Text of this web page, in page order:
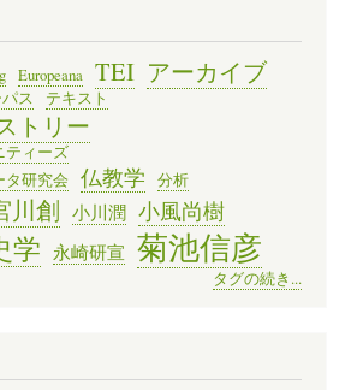
Europeana TEI アーカイブ
ス テキスト
トリー
ティーズ
タ研究会
仏教学 分析
川創 小川潤 小風尚樹
学 永崎研宣 菊池信彦
タグの続き...